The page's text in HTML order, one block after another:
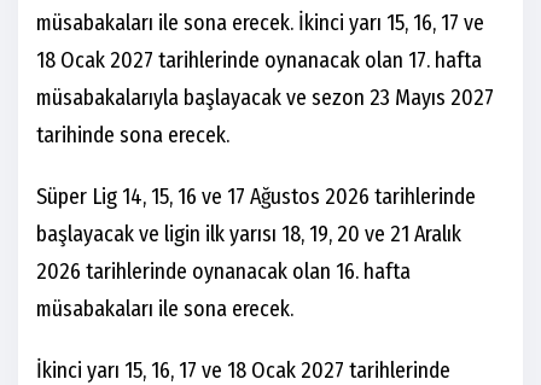
müsabakaları ile sona erecek. İkinci yarı 15, 16, 17 ve
18 Ocak 2027 tarihlerinde oynanacak olan 17. hafta
müsabakalarıyla başlayacak ve sezon 23 Mayıs 2027
tarihinde sona erecek.
Süper Lig 14, 15, 16 ve 17 Ağustos 2026 tarihlerinde
başlayacak ve ligin ilk yarısı 18, 19, 20 ve 21 Aralık
2026 tarihlerinde oynanacak olan 16. hafta
müsabakaları ile sona erecek.
İkinci yarı 15, 16, 17 ve 18 Ocak 2027 tarihlerinde